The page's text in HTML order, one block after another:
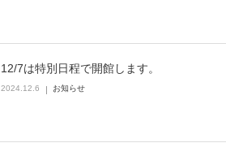
12/7は特別日程で開館します。
2024.12.6 お知らせ